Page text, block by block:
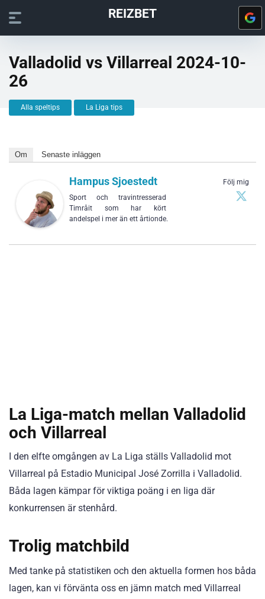
REIZBET
Valladolid vs Villarreal 2024-10-
26
Alla speltips La Liga tips
Om Senaste inläggen
Följ mig
Hampus Sjoestedt
Sport och travintresserad
Timråit som har kört
andelspel i mer än ett årtionde.
La Liga-match mellan Valladolid
och Villarreal
I den elfte omgången av La Liga ställs Valladolid mot
Villarreal på Estadio Municipal José Zorrilla i Valladolid.
Båda lagen kämpar för viktiga poäng i en liga där
konkurrensen är stenhård.
Trolig matchbild
Med tanke på statistiken och den aktuella formen hos båda
lagen, kan vi förvänta oss en jämn match med Villarreal